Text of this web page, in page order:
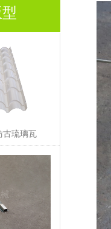
琉璃瓦